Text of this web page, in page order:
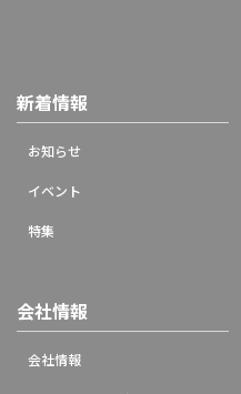
新着情報
お知らせ
イベント
特集
会社情報
会社情報